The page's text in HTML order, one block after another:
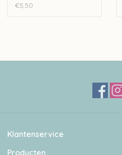
€5,50
Klantenservice
Producten